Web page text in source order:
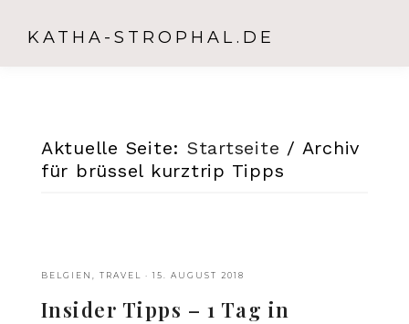
KATHA-STROPHAL.DE
Aktuelle Seite: Startseite / Archiv
für brüssel kurztrip Tipps
BELGIEN TRAVEL ·15. AUGUST 2018
Insider Tipps – 1 Tag in